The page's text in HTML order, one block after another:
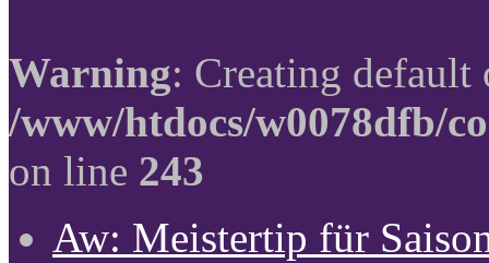
Warning: Creating
/www/htdocs/w0078dfb/
on line 243
Aw: Meistertip für